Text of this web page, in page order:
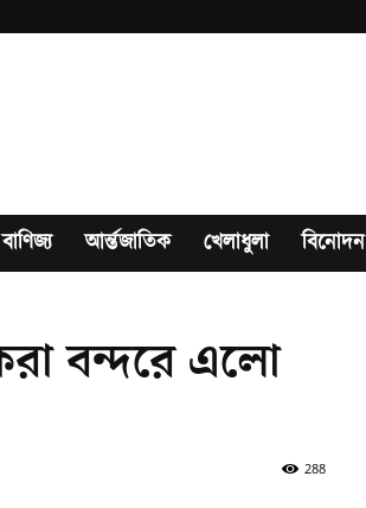
আর্ন্তজাতিক খেলাধুলা বিনোদন
বন্দরে এলো
288